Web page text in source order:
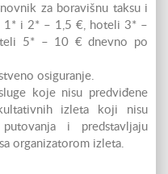
za boravišnu taksu i
1* i 2* – 1,5 €, hoteli 3* –
5* – 10 € dnevno po
osiguranje.
koje nisu predviđene
izleta koji nisu
i predstavljaju
organizatorom izleta.